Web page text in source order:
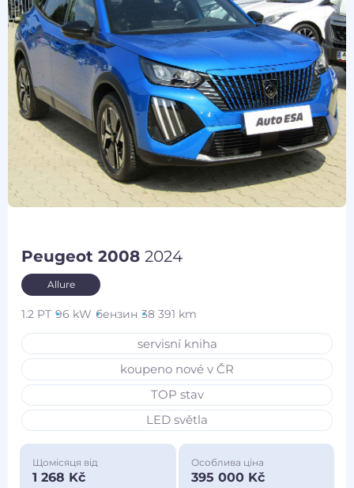
Peugeot 20082024
Allure
1.2 PT 96 kW бензин 38 391 km
servisní kniha
koupeno nové v ČR
TOP stav
LED světla
Щомісяця від
1 268 Kč
Особлива ціна
395 000 Kč